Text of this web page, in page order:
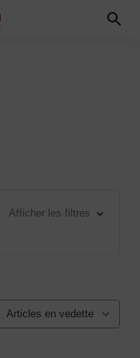
Afficher les filtres